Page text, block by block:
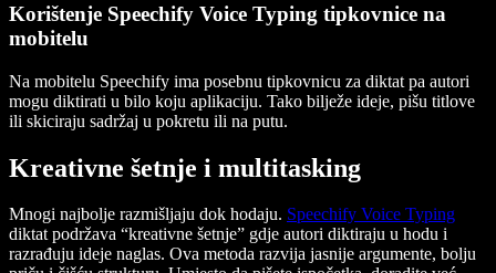
Korištenje Speechify Voice Typing tipkovnice na
mobitelu
Na mobitelu Speechify ima posebnu tipkovnicu za diktat pa autori
mogu diktirati u bilo koju aplikaciju. Tako bilježe ideje, pišu titlove
ili skiciraju sadržaj u pokretu ili na putu.
Kreativne šetnje i multitasking
Mnogi najbolje razmišljaju dok hodaju. Speechify Voice Typing
diktat podržava “kreativne šetnje” gdje autori diktiraju u hodu i
razrađuju ideje naglas. Ova metoda razvija jasnije argumente, bolju